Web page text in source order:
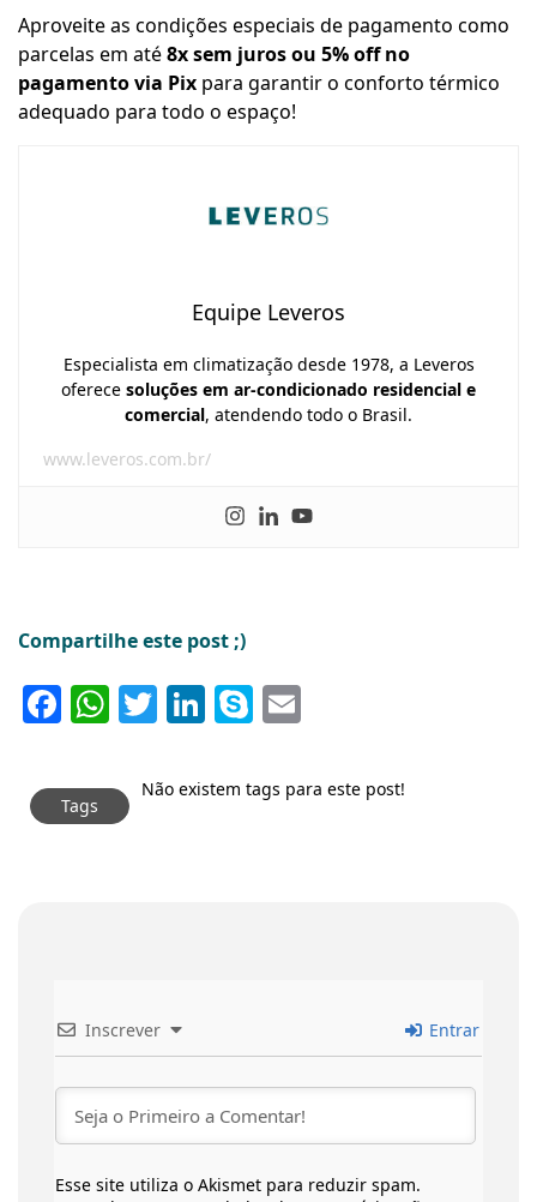
Aproveite as condições especiais de pagamento como
parcelas em até8x sem juros ou 5% off no
pagamento via Pix para garantir o conforto térmico
adequado para todo o espaço!
Equipe Leveros
Especialista em climatização desde 1978, a Leveros
oferece soluções em ar-condicionado residencial e
comercial, atendendo todo o Brasil.
www.leveros.com.br/
Compartilhe este post ;)
Facebook
WhatsApp
Twitter
LinkedIn
Skype
Tags
Não existem tags para este post!
Inscrever Entrar
Esse site utiliza o Akismet para reduzir spam.